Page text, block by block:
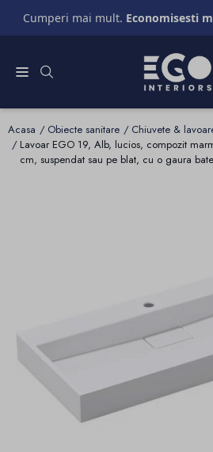
Cumperi mai mult. Economisesti
Acasa Obiecte sanitare
Chiuvete &
Lavoar EGO 19, Alb, lucios, compozit
cm, suspendat sau pe blat, cu o gaura